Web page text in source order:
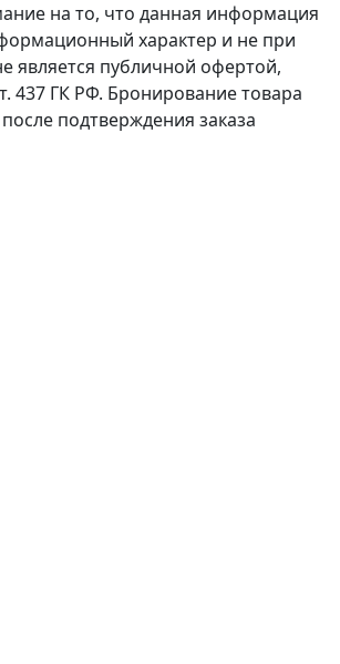
на то, что данная информация
характер и не при
является публичной офертой,
437 ГК РФ. Бронирование товара
подтверждения заказа